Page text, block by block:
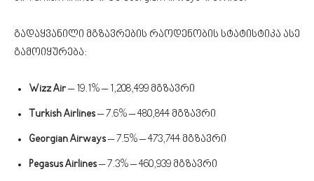
გადაყვანილი მგზავრების რაოდენობის სტატისტიკა ასე
გამოიყურება:
Wizz Air– 19.1% – 1,208,499 მგზავრი
Turkish Airlines– 7.6% – 480,844 მგზავრი
Georgian Airways– 7.5% – 473,744 მგზავრი
Pegasus Airlines– 7.3% – 460,939 მგზავრი